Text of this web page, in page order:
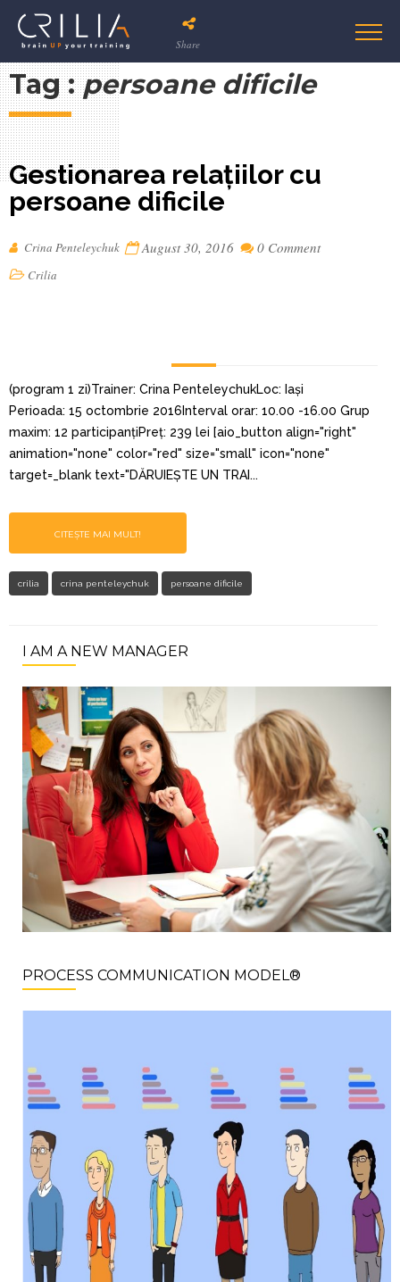
Share
Tag :persoane dificile
Gestionarea relațiilor cu
persoane dificile
Crina Penteleychuk August 30, 2016 0 Comment
Crilia
(program 1 zi)Trainer: Crina PenteleychukLoc: Iași
Perioada: 15 octombrie 2016Interval orar: 10.00 -16.00 Grup
maxim: 12 participanțiPreț: 239 lei [aio_button align="right"
animation="none" color="red" size="small" icon="none"
target=_blank text="DĂRUIEȘTE UN TRAI...
CITEȘTE MAI MULT!
crilia crina penteleychuk persoane dificile
I AM A NEW MANAGER
PROCESS COMMUNICATION MODEL®